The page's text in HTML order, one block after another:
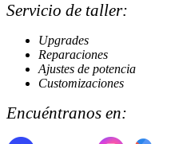
Servicio de taller:
Upgrades
Reparaciones
Ajustes de potencia
Customizaciones
Encuéntranos en: